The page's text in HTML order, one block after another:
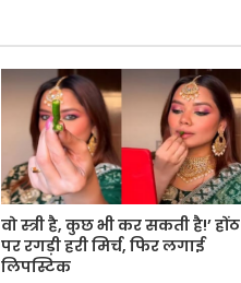
वो स्त्री है, कुछ भी कर सकती है!’ होंठ
पर रगड़ी हरी मिर्च, फिर लगाई
लिपस्टिक